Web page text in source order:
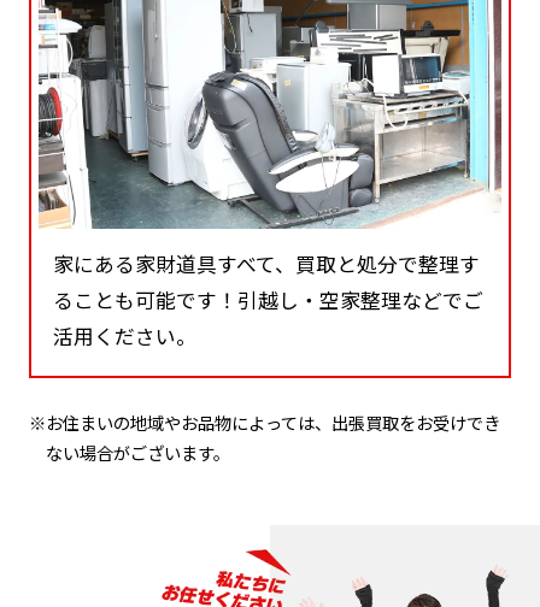
家にある家財道具すべて、買取と処分で整理す
ることも可能です！引越し・空家整理などでご
活用ください。
※お住まいの地域やお品物によっては、出張買取をお受けでき
ない場合がございます。